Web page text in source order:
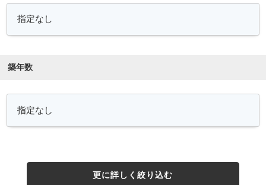
築年数
更に詳しく絞り込む